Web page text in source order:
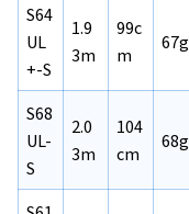
S64
UL
+-S
1.9
3m
99c
m
67g
S68
UL-
S
2.0
3m
104
cm
68g